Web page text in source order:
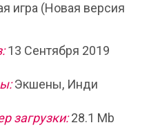
игра (Новая версия
13 Сентября 2019
Экшены, Инди
загрузки:28.1 Mb